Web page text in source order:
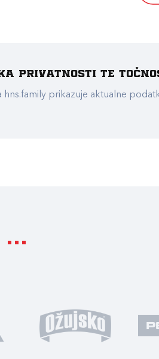
privatnosti te
hns.family prikazuje aktualne